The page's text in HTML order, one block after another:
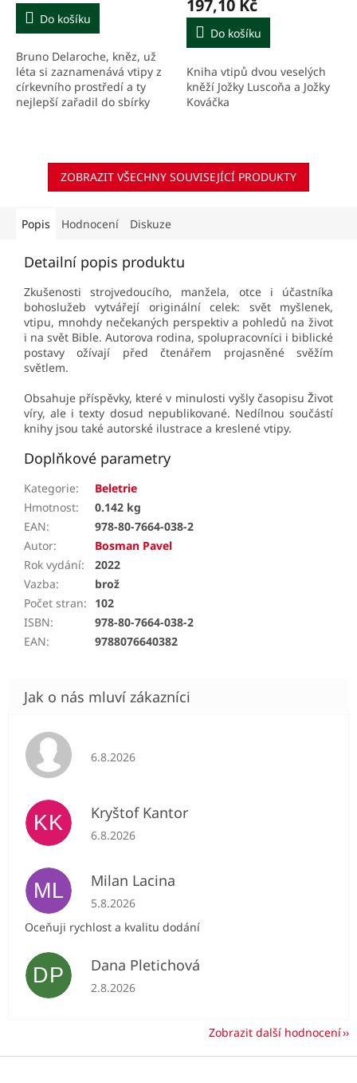
5,0
5
hvězdiček.
Do košíku
Bruno Delaroche, kněz, už
léta si zaznamenává vtipy z
církevního prostředí a ty
nejlepší zařadil do sbírky
197,10 Kč
Do košíku
Kniha vtipů dvou veselých
kněží Jožky Luscoňa a Jožky
Kováčka
ZOBRAZIT VŠECHNY SOUVISEJÍCÍ PRODUKTY
Popis Hodnocení Diskuze
Detailní popis produktu
Zkušenosti strojvedoucího, manžela, otce i účastníka
bohoslužeb vytvářejí originální celek: svět myšlenek,
vtipu, mnohdy nečekaných perspektiv a pohledů na život
i na svět Bible. Autorova rodina, spolupracovníci i biblické
postavy ožívají před čtenářem projasněné svěžím
světlem.
Obsahuje příspěvky, které v minulosti vyšly časopisu Život
víry, ale i texty dosud nepublikované. Nedílnou součástí
knihy jsou také autorské ilustrace a kreslené vtipy.
Doplňkové parametry
Kategorie:
Beletrie
Hmotnost:
0.142 kg
EAN:
978-80-7664-038-2
Autor:
Bosman Pavel
Rok vydání:
2022
Vazba:
brož
Počet stran:
102
ISBN:
978-80-7664-038-2
EAN: 9788076640382
Hodnocení obchodu je 5 z 5 hvězdiček.
6.8.2026
KK Kryštof Kantor
Hodnocení obchodu je 5 z 5 hvězdiček.
6.8.2026
ML Milan Lacina
Hodnocení obchodu je 5 z 5 hvězdiček.
5.8.2026
Oceňuji rychlost a kvalitu dodání
DP Dana Pletichová
Hodnocení obchodu je 5 z 5 hvězdiček.
2.8.2026
Zobrazit další hodnocení
Z